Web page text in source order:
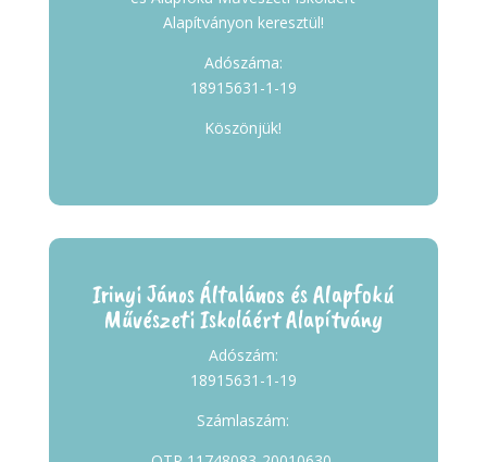
Alapítványon keresztül!
Adószáma:
18915631-1-19
Köszönjük!
Irinyi János Általános és Alapfokú
Művészeti Iskoláért Alapítvány
Adószám:
18915631-1-19
Számlaszám: